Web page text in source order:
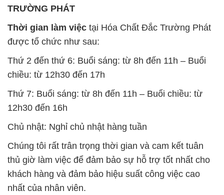
TRƯỜNG PHÁT
Thời gian làm việc tại Hóa Chất Đắc Trường Phát
được tổ chức như sau:
Thứ 2 đến thứ 6: Buổi sáng: từ 8h đến 11h – Buổi
chiều: từ 12h30 đến 17h
Thứ 7: Buổi sáng: từ 8h đến 11h – Buổi chiều: từ
12h30 đến 16h
Chủ nhật: Nghỉ chủ nhật hàng tuần
Chúng tôi rất trân trọng thời gian và cam kết tuân
thủ giờ làm việc để đảm bảo sự hỗ trợ tốt nhất cho
khách hàng và đảm bảo hiệu suất công việc cao
nhất của nhân viên.